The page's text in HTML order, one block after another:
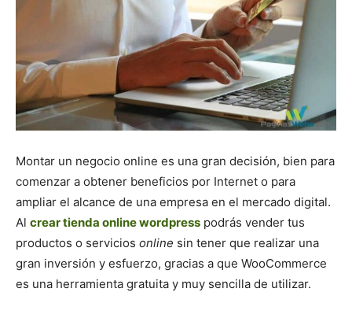
Montar un negocio online es una gran decisión, bien para
comenzar a obtener beneficios por Internet o para
ampliar el alcance de una empresa en el mercado digital.
Al crear tienda online wordpress podrás vender tus
productos o servicios online sin tener que realizar una
gran inversión y esfuerzo, gracias a que WooCommerce
es una herramienta gratuita y muy sencilla de utilizar.